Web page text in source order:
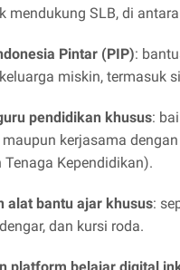
mendukung SLB, di
Pintar (PIP):
miskin, termasuk
pendidikan khusus:
kerjasama
Tenaga Kependidikan).
alat bantu ajar khusus:
dan kursi roda.
platform belajar digital